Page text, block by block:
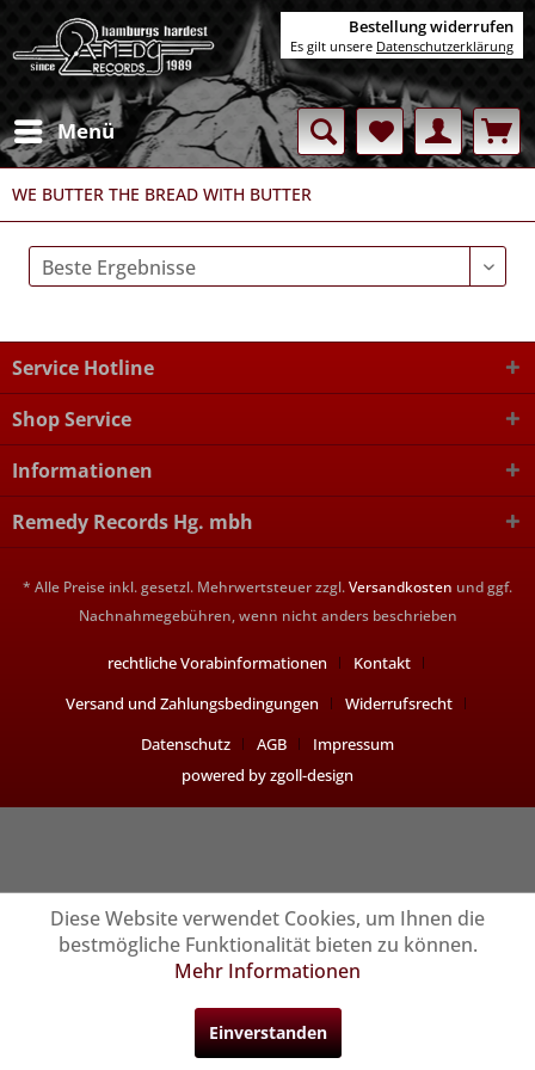
Menü
WE BUTTER THE BREAD WITH BUTTER
Service Hotline
Shop Service
Informationen
Remedy Records Hg. mbh
* Alle Preise inkl. gesetzl. Mehrwertsteuer zzgl.Versandkosten und ggf.
Nachnahmegebühren, wenn nicht anders beschrieben
rechtliche Vorabinformationen
Kontakt
Versand und Zahlungsbedingungen
Widerrufsrecht
Datenschutz
AGB
Impressum
powered by zgoll-design
Bestellung widerrufen
Es gilt unsere Datenschutzerklärung
Diese Website verwendet Cookies, um Ihnen die
bestmögliche Funktionalität bieten zu können.
Mehr Informationen
Einverstanden